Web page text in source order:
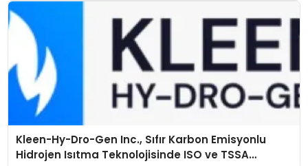
Kleen-Hy-Dro-Gen Inc., Sıfır Karbon Emisyonlu
Hidrojen Isıtma Teknolojisinde ISO ve TSSA